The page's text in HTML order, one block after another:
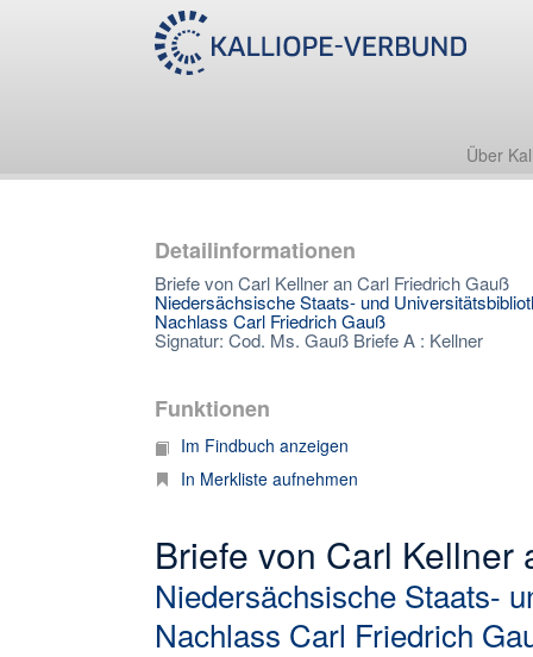
Über
Detailinformationen
Briefe von Carl Kellner an Carl Friedrich Gauß
Niedersächsische Staats- und
Nachlass Carl Friedrich Gauß
Signatur: Cod. Ms. Gauß Briefe A : Kellner
Funktionen
Im Findbuch anzeigen
In Merkliste aufnehmen
Briefe von Carl
Niedersächsische Staats-
Nachlass Carl Friedrich